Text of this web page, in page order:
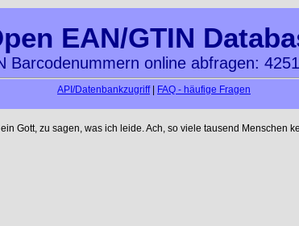
EAN/GTIN
Barcodenummern online abfragen:
API/Datenbankzugriff| FAQ - häufige Fragen
Gott, zu sagen, was ich leide. Ach, so viele tausend Menschen